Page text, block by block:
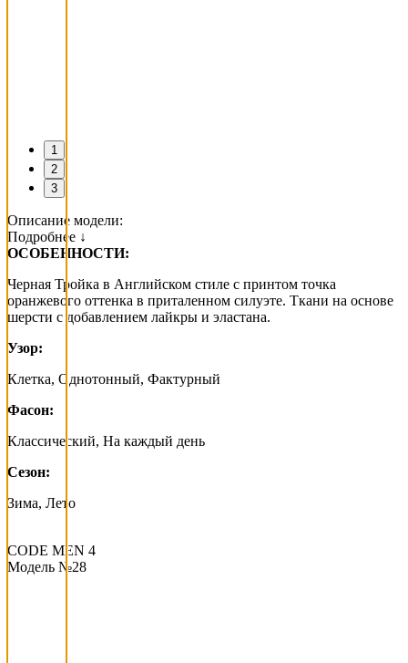
1
2
3
Описание модели:
Подробнее ↓
ОСОБЕННОСТИ:
Черная Тройка в Английском стиле с принтом точка
оранжевого оттенка в приталенном силуэте. Ткани на основе
шерсти с добавлением лайкры и эластана.
Узор:
Клетка, Однотонный, Фактурный
Фасон:
Классический, На каждый день
Сезон:
Зима, Лето
CODE MEN 4
Модель №28